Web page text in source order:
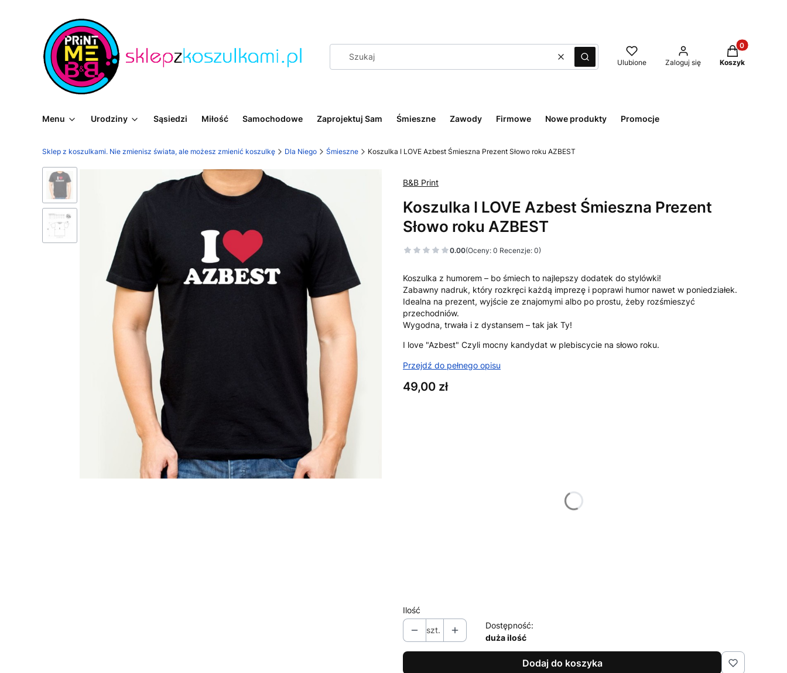
WyczyśćSzukaj Ulubione Zaloguj się
Produkty w
Koszyk
Menu Urodziny Sąsiedzi Miłość Samochodowe Zaprojektuj Sam Śmieszne Zawody Firmowe Nowe produkty Promocje
Sklep z koszulkami. Nie zmienisz świata, ale możesz zmienić koszulkę Dla Niego Śmieszne Koszulka I LOVE Azbest Śmieszna Prezent Słowo roku AZBEST
B&B Print
Koszulka I LOVE Azbest Śmieszna Prezent
Słowo roku AZBEST
0.00(Oceny: 0 Recenzje: 0)
Koszulka z humorem – bo śmiech to najlepszy dodatek do stylówki!
Zabawny nadruk, który rozkręci każdą imprezę i poprawi humor nawet w poniedziałek.
Idealna na prezent, wyjście ze znajomymi albo po prostu, żeby rozśmieszyć
przechodniów.
Wygodna, trwała i z dystansem – tak jak Ty!
I love "Azbest" Czyli mocny kandydat w plebiscycie na słowo roku.
Przejdź do pełnego opisu
Cena
49,00 zł
Ilość
szt.
Dostępność:
duża ilość
Dodaj do koszyka